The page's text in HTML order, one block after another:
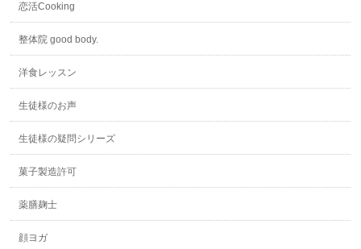
恋活Cooking
整体院 good body.
洋食レッスン
生徒様のお声
生徒様の疑問シリーズ
菓子製造許可
薬膳麹士
顔ヨガ